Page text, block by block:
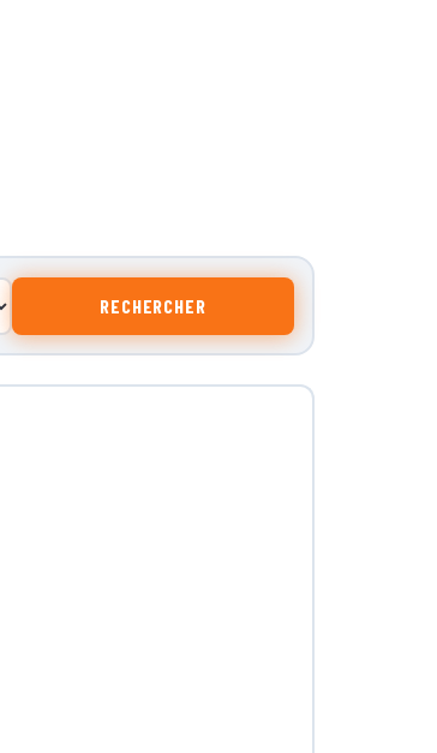
RECHERCHER